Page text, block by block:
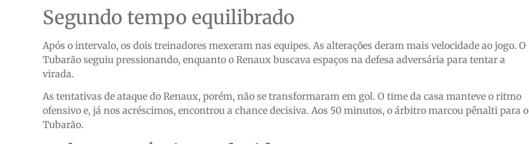
Segundo tempo equilibrado
Após o intervalo, os dois treinadores mexeram nas equipes. As alterações deram mais velocidade ao jogo. O
Tubarão seguiu pressionando, enquanto o Renaux buscava espaços na defesa adversária para tentar a
virada.
As tentativas de ataque do Renaux, porém, não se transformaram em gol. O time da casa manteve o ritmo
ofensivo e, já nos acréscimos, encontrou a chance decisiva. Aos 50 minutos, o árbitro marcou pênalti para o
Tubarão.